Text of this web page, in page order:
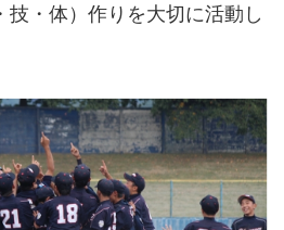
技・体）作りを大切に活動し